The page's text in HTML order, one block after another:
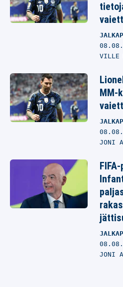
VILLE
MM-
JONI
JONI